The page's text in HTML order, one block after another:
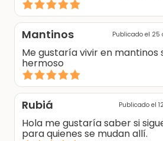
Mantinos Publicado el 25
Me gustaría vivir en mantinos
hermoso
Rubiá Publicado el
Hola me gustaría saber si
para quienes se mudan allí.